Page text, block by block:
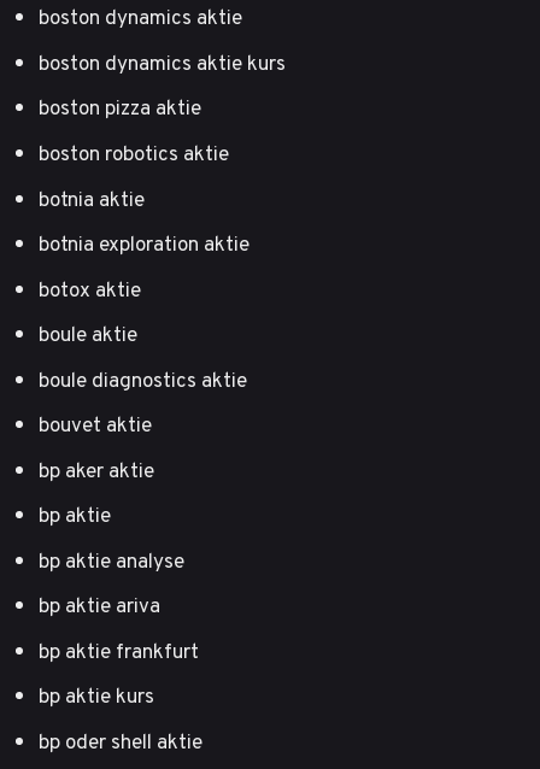
boston dynamics aktie
boston dynamics aktie kurs
boston pizza aktie
boston robotics aktie
botnia aktie
botnia exploration aktie
botox aktie
boule aktie
boule diagnostics aktie
bouvet aktie
bp aker aktie
bp aktie
bp aktie analyse
bp aktie ariva
bp aktie frankfurt
bp aktie kurs
bp oder shell aktie